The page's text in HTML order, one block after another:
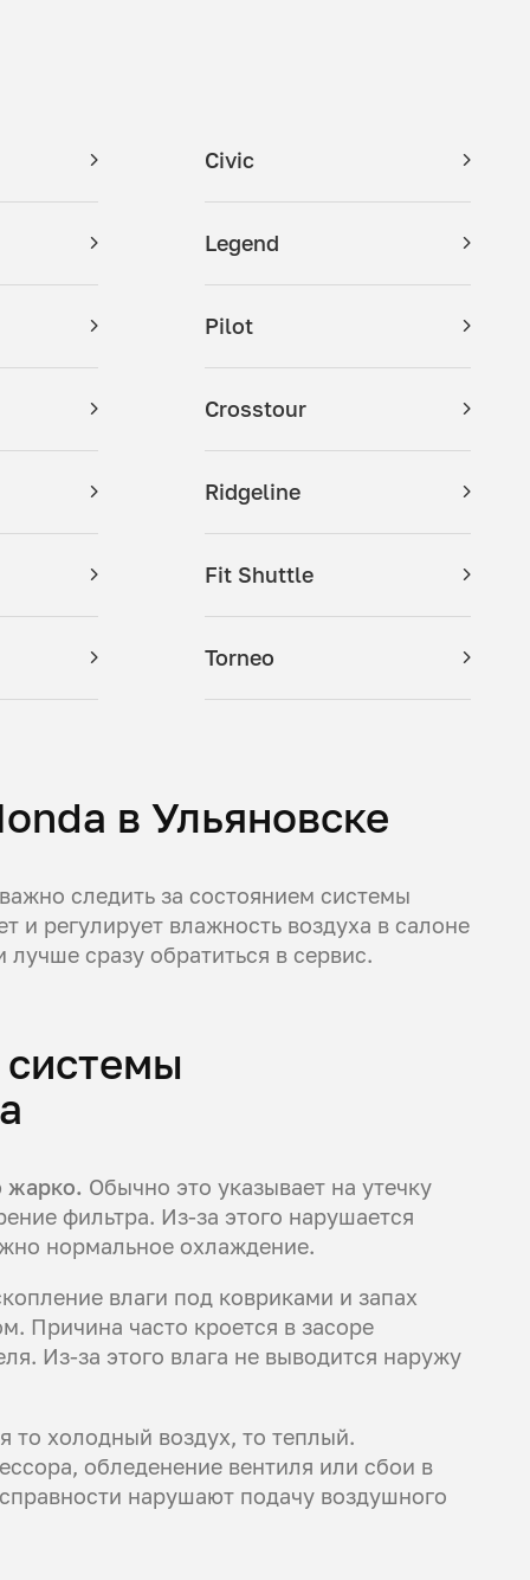
Civic
Legend
Pilot
Crosstour
Ridgeline
Fit Shuttle
Torneo
в Ульяновске
следить за состоянием системы
и регулирует влажность воздуха в салоне
сразу обратиться в сервис.
жарко. Обычно это указывает на утечку
фильтра. Из-за этого нарушается
нормальное охлаждение.
влаги под ковриками и запах
Причина часто кроется в засоре
Из-за этого влага не выводится наружу
то холодный воздух, то теплый.
обледенение вентиля или сбои в
нарушают подачу воздушного